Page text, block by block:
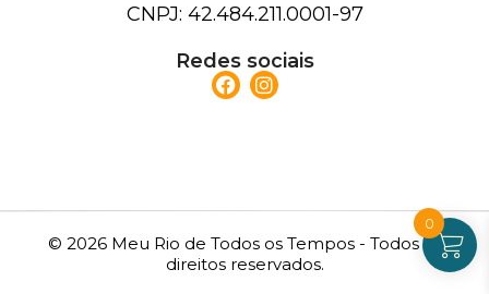
CNPJ: 42.484.211.0001-97
Redes sociais
© 2026 Meu Rio de Todos os Tempos - Todos os
direitos reservados.
0